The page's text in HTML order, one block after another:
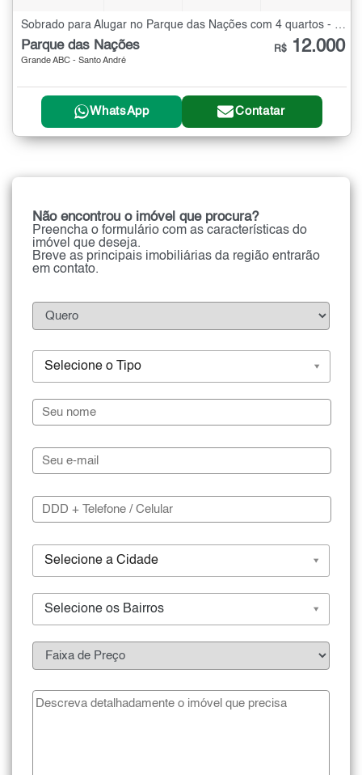
Sobrado para Alugar no Parque das Nações com 4 quartos - 420 m²
Parque das Nações
Grande ABC - Santo André
R$ 12.000
WhatsApp Contatar
Não encontrou o imóvel que procura?
Preencha o formulário com as características do
imóvel que deseja.
Breve as principais imobiliárias da região entrarão
em contato.
Selecione o Tipo
Selecione a Cidade
Selecione os Bairros